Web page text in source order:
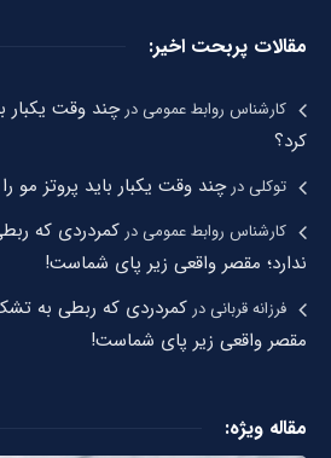
مقالات پربحت اخیر:
کارشناس روابط عمومیدرچند وقت یکبار
کرد؟
توکلیدرچند وقت یکبار باید پروتز مو
کارشناس روابط عمومیدر کمردردی که
ندارد؛ مقصر واقعی زیر پای شماست!
فرزانه قربانیدر کمردردی که ربطی به
مقصر واقعی زیر پای شماست!
مقاله ویژه: